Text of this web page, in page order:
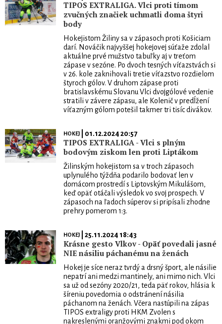
TIPOS EXTRALIGA. Vlci proti tímom
zvučných značiek uchmatli doma štyri
body
Hokejistom Žiliny sa v zápasoch proti Košiciam
darí. Nováčik najvyššej hokejovej súťaže zdolal
aktuálne prvé mužstvo tabuľky aj v treťom
zápase v sezóne. Po dvoch tesných víťazstvách si
v 26. kole zaknihovali tretie víťazstvo rozdielom
štyroch gólov. V druhom zápase proti
bratislavskému Slovanu Vlci dvojgólové vedenie
stratili v závere zápasu, ale Kolenič v predĺžení
víťazným gólom potešil takmer tri tisíc divákov.
HOKEJ| 01.12.2024 20:57
TIPOS EXTRALIGA - Vlci s plným
bodovým ziskom len proti Liptákom
Žilinským hokejistom sa v troch zápasoch
uplynulého týždňa podarilo bodovať len v
domácom prostredí s Liptovským Mikulášom,
keď opäť otáčali výsledok vo svoj prospech. V
zápasoch na ľadoch súperov si pripísali zhodne
prehry pomerom 1:3.
HOKEJ| 25.11.2024 18:43
Krásne gesto Vlkov - Opäť povedali jasné
NIE násiliu páchanému na ženách
Hokej je síce neraz tvrdý a drsný šport, ale násilie
nepatrí ani medzi mantinely, ani mimo nich. Vlci
sa už od sezóny 2020/21, teda päť rokov, hlásia k
šíreniu povedomia o odstránení násilia
páchanom na ženách. Včera nastúpili na zápas
TIPOS extraligy proti HKM Zvolen s
nakreslenými oranžovými znakmi pod okom